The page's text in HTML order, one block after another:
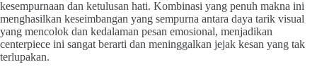
kesempurnaan dan ketulusan hati. Kombinasi yang penuh makna ini
menghasilkan keseimbangan yang sempurna antara daya tarik visual
yang mencolok dan kedalaman pesan emosional, menjadikan
centerpiece ini sangat berarti dan meninggalkan jejak kesan yang tak
terlupakan.